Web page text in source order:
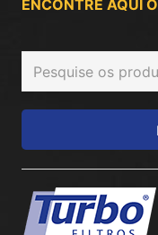
ENCONTRE AQUI